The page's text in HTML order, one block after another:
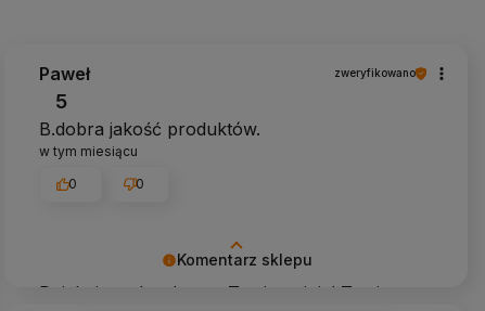
Komentarz sklepu
Dziękujemy bardzo za Twoją opinię! Twoja
Paweł zweryfikowano
5
B.dobra jakość produktów.
w tym miesiącu
0 0